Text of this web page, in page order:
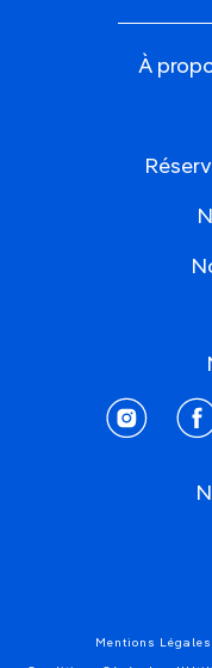
À
instagram
Mentions Légales